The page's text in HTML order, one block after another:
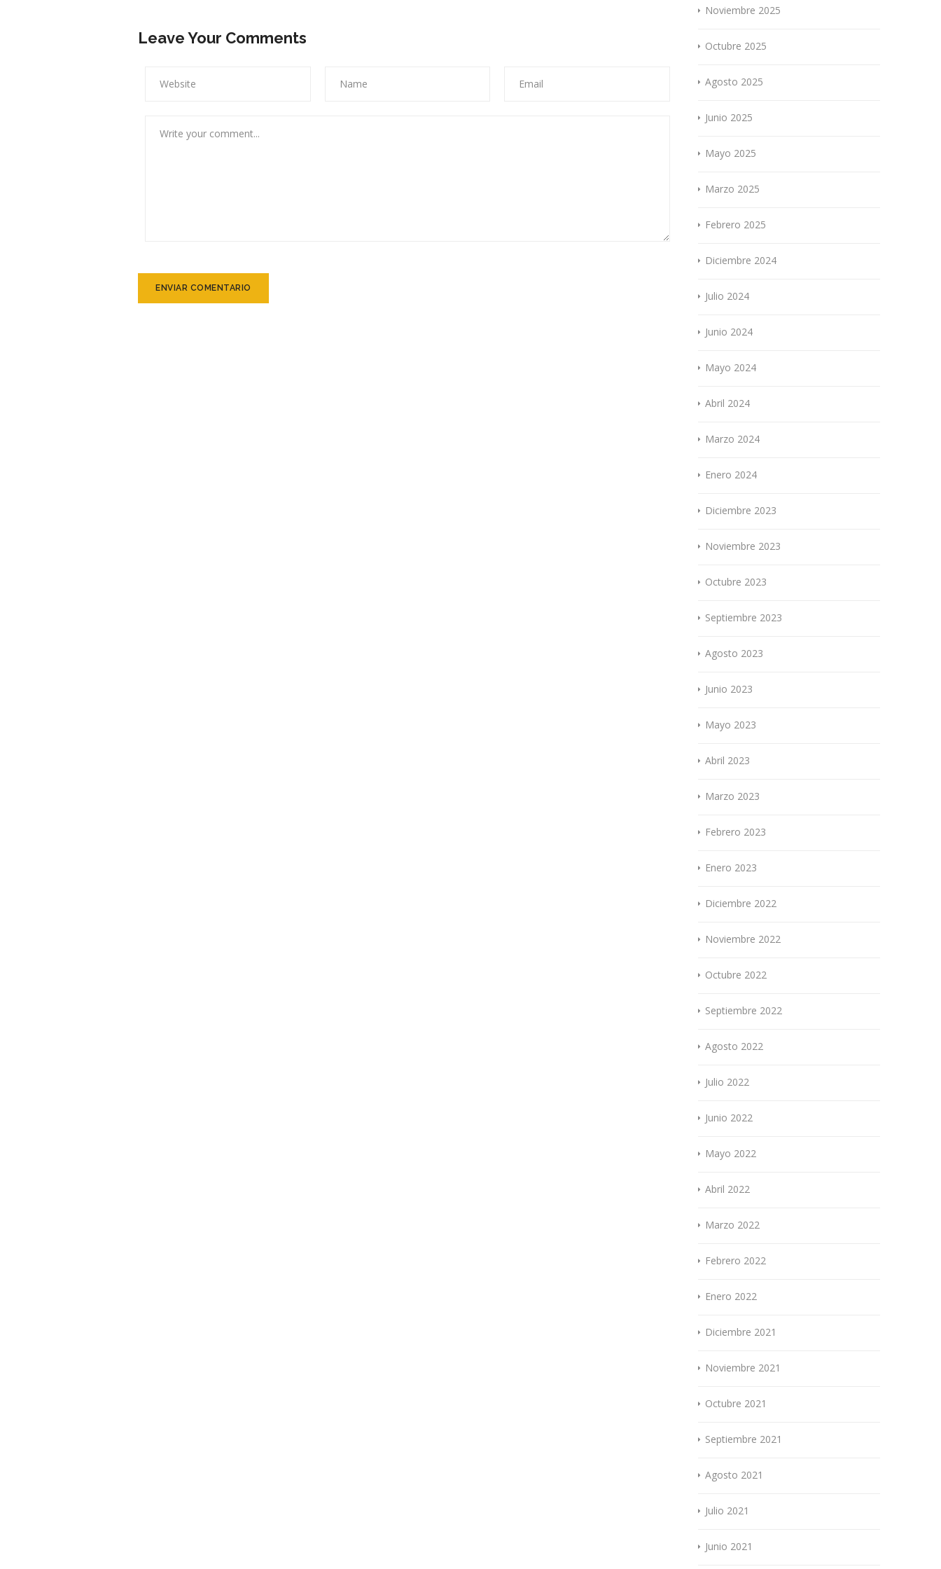
Leave Your Comments
Noviembre 2025
Octubre 2025
Agosto 2025
Junio 2025
Mayo 2025
Marzo 2025
Febrero 2025
Diciembre 2024
Julio 2024
Junio 2024
Mayo 2024
Abril 2024
Marzo 2024
Enero 2024
Diciembre 2023
Noviembre 2023
Octubre 2023
Septiembre 2023
Agosto 2023
Junio 2023
Mayo 2023
Abril 2023
Marzo 2023
Febrero 2023
Enero 2023
Diciembre 2022
Noviembre 2022
Octubre 2022
Septiembre 2022
Agosto 2022
Julio 2022
Junio 2022
Mayo 2022
Abril 2022
Marzo 2022
Febrero 2022
Enero 2022
Diciembre 2021
Noviembre 2021
Octubre 2021
Septiembre 2021
Agosto 2021
Julio 2021
Junio 2021